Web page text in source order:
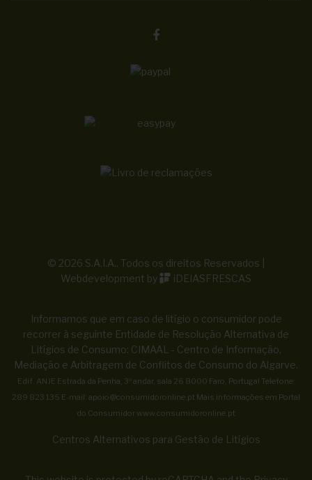
© 2026 S.A.I.A.. Todos os direitos Reservados |
Webdevelopment by
iDEIASFRESCAS
Informamos que em caso de litígio o consumidor pode
recorrer à seguinte Entidade de Resolução Alternativa de
Litígios de Consumo: CIMAAL - Centro de Informação,
Mediação e Arbitragem de Conflitos de Consumo do Algarve.
Edif. ANJE Estrada da Penha, 3º andar, sala 26 8000 Faro, Portugal Telefone:
289 823 135 E-mail: apoio@consumidoronline.pt Mais informações em Portal
do Consumidor www.consumidoronline.pt
Centros Alternativos para Gestão de Litígios